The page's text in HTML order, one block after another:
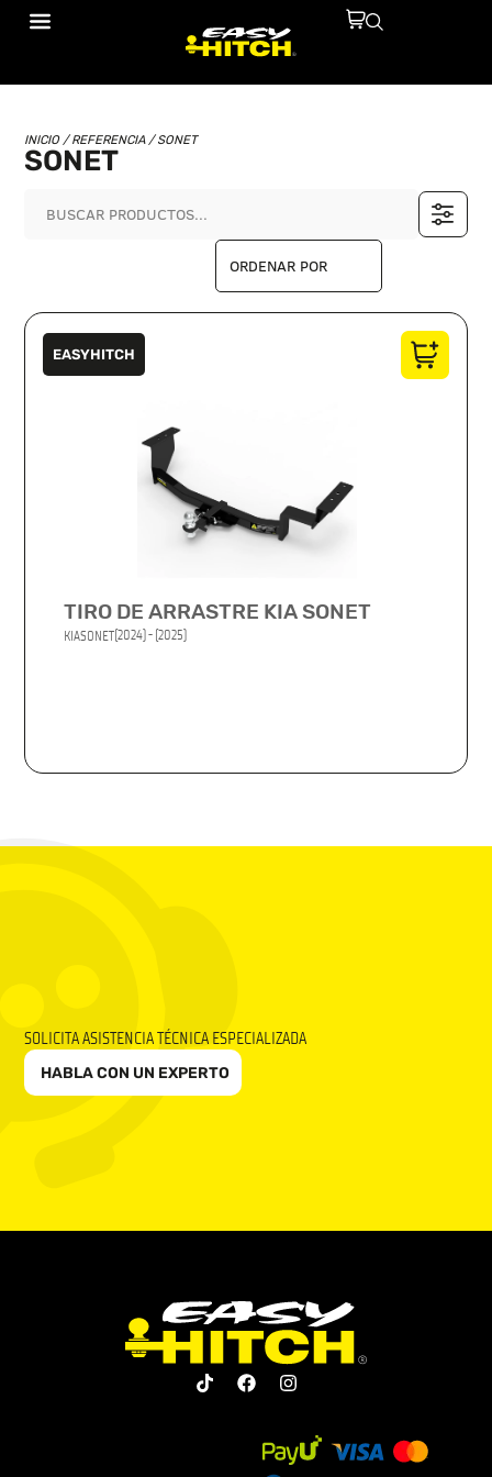
INICIO/ REFERENCIA / SONET
SONET
EASYHITCH
TIRO DE ARRASTRE KIA SONET
KIASONET(2024) - (2025)
SOLICITA ASISTENCIA TÉCNICA ESPECIALIZADA
HABLA CON UN EXPERTO